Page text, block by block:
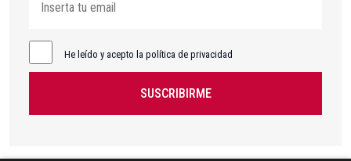
He leído y acepto la política de privacidad
SUSCRIBIRME